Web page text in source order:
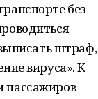
без
штраф,
вируса». К
пассажиров